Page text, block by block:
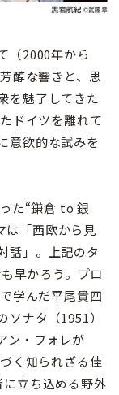
（2000年から
醇な響きと、思
を魅了してきた
ドイツを離れて
意欲的な試みを
た“鎌倉 to 銀
は「西欧から見
話」。上記のタ
早かろう。プロ
学んだ平尾貴四
ナタ（1951）
ン・フォレが
く知られざる佳
立ち込める野外